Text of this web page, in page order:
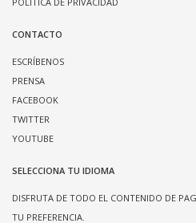
CONTACTO
ESCRÍBENOS
PRENSA
FACEBOOK
TWITTER
YOUTUBE
SELECCIONA TU IDIOMA
DISFRUTA DE TODO EL CONTENIDO DE
TU PREFERENCIA.